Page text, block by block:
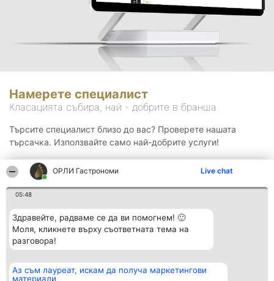
ОРЛИ Гастрономи Live chat
05:48
Здравейте, радваме се да ви помогнем! 🙂
Моля, кликнете върху съответната тема на
разговора!
Аз съм лауреат, искам да получа маркетингови
материали
Намерете специалист
Класацията събира, най - добрите в бранша.
Търсите специалист близо до вас? Проверете нашата
търсачка. Използвайте само най-добрите услуги!
Организатор на
класиране
Класация Контакти